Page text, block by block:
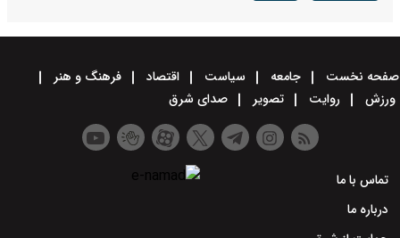
صفحه نخست جامعه سیاست اقتصاد
فرهنگ و هنر
ورزش
روایت تصویر صدای شرق
تماس با ما
درباره ما